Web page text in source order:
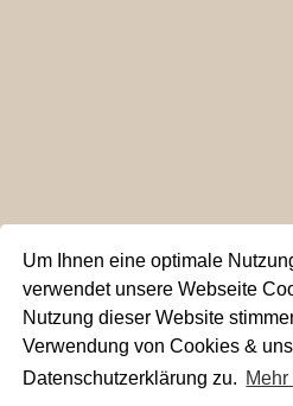
Um Ihnen eine optimale
verwendet unsere Webseite
Nutzung dieser Website
Verwendung von Cookies &
Datenschutzerklärung zu.